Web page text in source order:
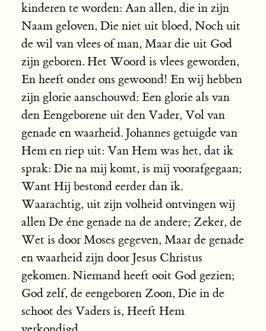
kinderen te worden: Aan allen, die in zijn
Naam geloven, Die niet uit bloed, Noch uit
de wil van vlees of man, Maar die uit God
zijn geboren. Het Woord is vlees geworden,
En heeft onder ons gewoond! En wij hebben
zijn glorie aanschouwd: Een glorie als van
den Eengeborene uit den Vader, Vol van
genade en waarheid. Johannes getuigde van
Hem en riep uit: Van Hem was het, dat ik
sprak: Die na mij komt, is mij voorafgegaan;
Want Hij bestond eerder dan ik.
Waarachtig, uit zijn volheid ontvingen wij
allen De éne genade na de andere; Zeker, de
Wet is door Moses gegeven, Maar de genade
en waarheid zijn door Jesus Christus
gekomen. Niemand heeft ooit God gezien;
God zelf, de eengeboren Zoon, Die in de
schoot des Vaders is, Heeft Hem